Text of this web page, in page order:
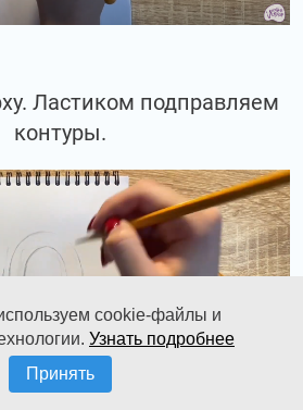
Ластиком подправляем
контуры.
cookie-файлы и
Узнать подробнее
Принять